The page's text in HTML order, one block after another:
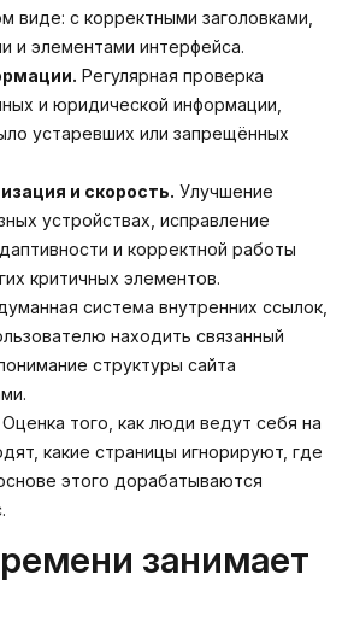
виде: с корректными заголовками,
и элементами интерфейса.
Регулярная проверка
и юридической информации,
устаревших или запрещённых
и скорость. Улучшение
устройствах, исправление
и корректной работы
критичных элементов.
система внутренних ссылок,
находить связанный
структуры сайта
Оценка того, как люди ведут себя на
какие страницы игнорируют, где
этого дорабатываются
занимает